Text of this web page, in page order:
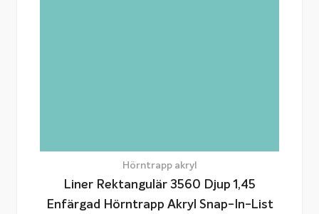
Hörntrapp akryl
Liner Rektangulär 3560 Djup 1,45
Enfärgad Hörntrapp Akryl Snap-In-List